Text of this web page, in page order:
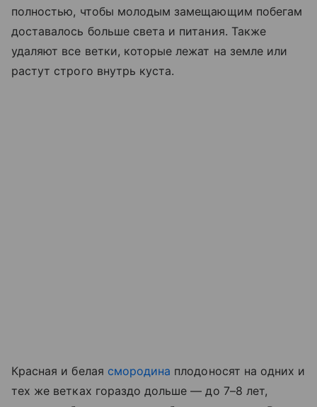
полностью, чтобы молодым замещающим побегам
доставалось больше света и питания. Также
удаляют все ветки, которые лежат на земле или
растут строго внутрь куста.
Красная и белая смородина плодоносят на одних и
тех же ветках гораздо дольше — до 7–8 лет,